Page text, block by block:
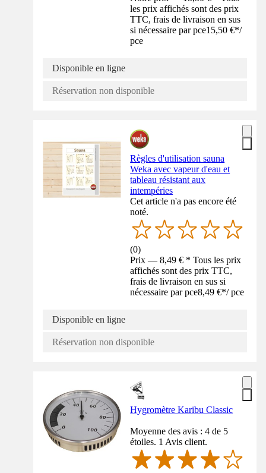
les prix affichés sont des prix
TTC, frais de livraison en sus
si nécessaire par pce15,50 €*/
pce
Disponible en ligne
Réservation non disponible
Règles d'utilisation sauna
Weka avec vapeur d'eau et
tableau résistant aux
intempéries
Cet article n'a pas encore été
noté.
(0)
Prix — 8,49 € * Tous les prix
affichés sont des prix TTC,
frais de livraison en sus si
nécessaire par pce8,49 €*/ pce
Disponible en ligne
Réservation non disponible
Hygromètre Karibu Classic
Moyenne des avis : 4 de 5
étoiles. 1 Avis client.